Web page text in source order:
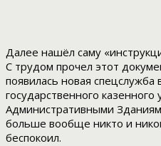
Далее нашёл саму
С трудом прочел этот
появилась новая спецслужба
государственного
Административными
больше вообще никто и
беспокоил.